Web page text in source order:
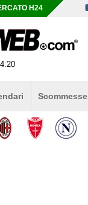
H24
Scommesse